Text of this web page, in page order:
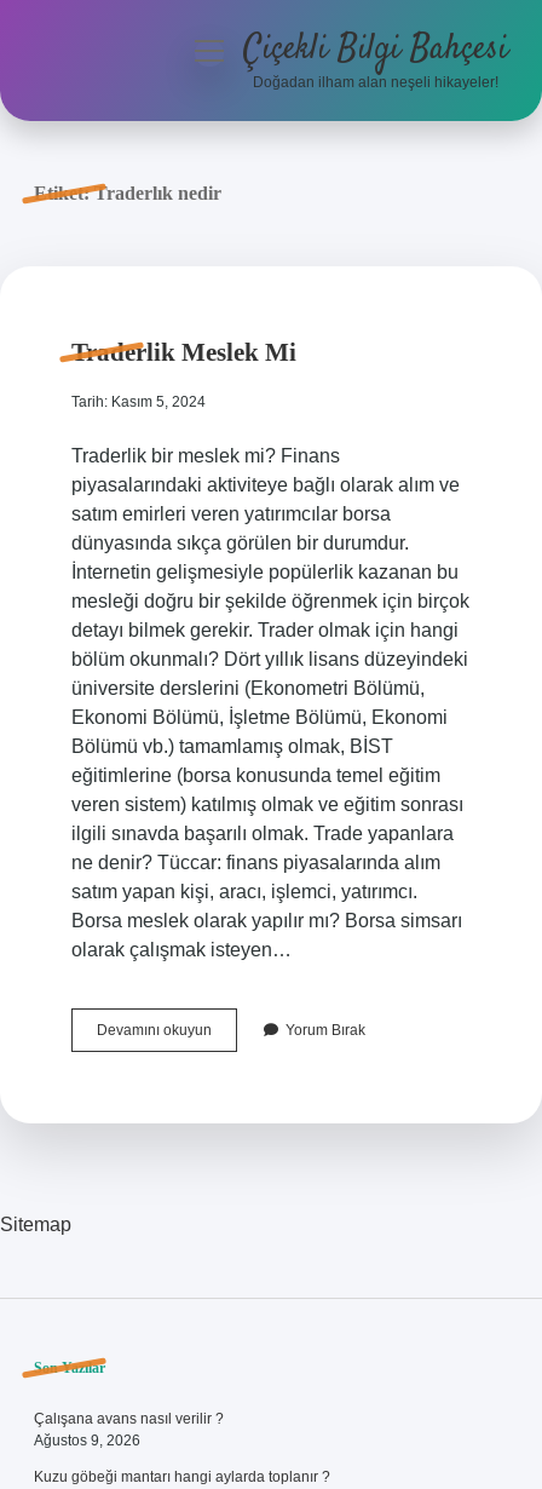
Anasayfa
menüyüÇiçekli Bilgi Bahçesi
Doğadan ilham alan neşeli hikayeler!
Etiket:Traderlık nedir
Traderlik Meslek Mi
Tarih: Kasım 5, 2024
Traderlik bir meslek mi? Finans
piyasalarındaki aktiviteye bağlı olarak alım ve
satım emirleri veren yatırımcılar borsa
dünyasında sıkça görülen bir durumdur.
İnternetin gelişmesiyle popülerlik kazanan bu
mesleği doğru bir şekilde öğrenmek için birçok
detayı bilmek gerekir. Trader olmak için hangi
bölüm okunmalı? Dört yıllık lisans düzeyindeki
üniversite derslerini (Ekonometri Bölümü,
Ekonomi Bölümü, İşletme Bölümü, Ekonomi
Bölümü vb.) tamamlamış olmak, BİST
eğitimlerine (borsa konusunda temel eğitim
veren sistem) katılmış olmak ve eğitim sonrası
ilgili sınavda başarılı olmak. Trade yapanlara
ne denir? Tüccar: finans piyasalarında alım
satım yapan kişi, aracı, işlemci, yatırımcı.
Borsa meslek olarak yapılır mı? Borsa simsarı
olarak çalışmak isteyen…
Devamını okuyunTraderlik
Meslek
Yorum Bırak
Sitemap
Sidebar
Son Yazılar
Çalışana avans nasıl verilir ?
Ağustos 9, 2026
Kuzu göbeği mantarı hangi aylarda toplanır ?